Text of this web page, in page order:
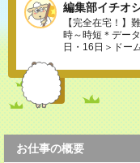
編集部イチオ
【完全在宅！】
時～時短＊デー
日・16日＞ドー
お仕事の概要